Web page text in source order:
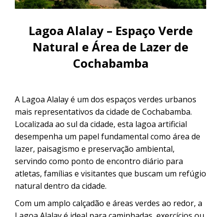
de Sucre
Uyuni e pelas lagoas do Altiplano
Excursão ao Salar de Uyuni: 3 dias /
2 noites
Excursão pela Rota Branca | De
Excursão ao Salar de Uyuni saindo
de Puno
CONTACTANOS
Lagoa Alalay – Espaço Verde
Natural e Área de Lazer de
Cochabamba
A Lagoa Alalay é um dos espaços verdes urbanos
mais representativos da cidade de Cochabamba.
Localizada ao sul da cidade, esta lagoa artificial
desempenha um papel fundamental como área de
lazer, paisagismo e preservação ambiental,
servindo como ponto de encontro diário para
atletas, famílias e visitantes que buscam um refúgio
natural dentro da cidade.
Com um amplo calçadão e áreas verdes ao redor, a